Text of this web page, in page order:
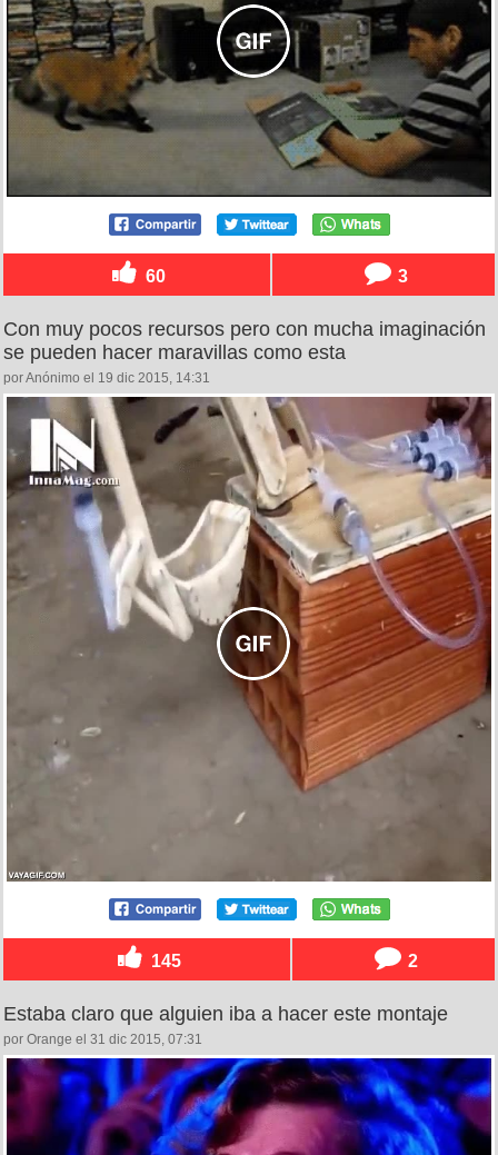
60 3
Con muy pocos recursos pero con mucha imaginación
se pueden hacer maravillas como esta
por Anónimo el 19 dic 2015, 14:31
145 2
Estaba claro que alguien iba a hacer este montaje
por Orange el 31 dic 2015, 07:31